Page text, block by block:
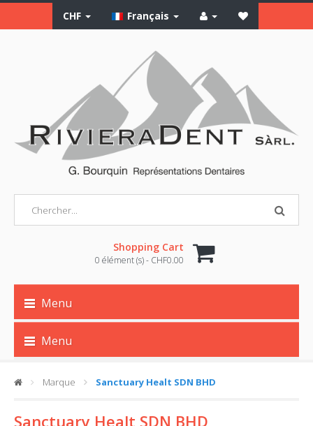
CHF Français
Shopping Cart
0 élément (s) - CHF0.00
Menu
Menu
Marque Sanctuary Healt SDN BHD
Sanctuary Healt SDN BHD